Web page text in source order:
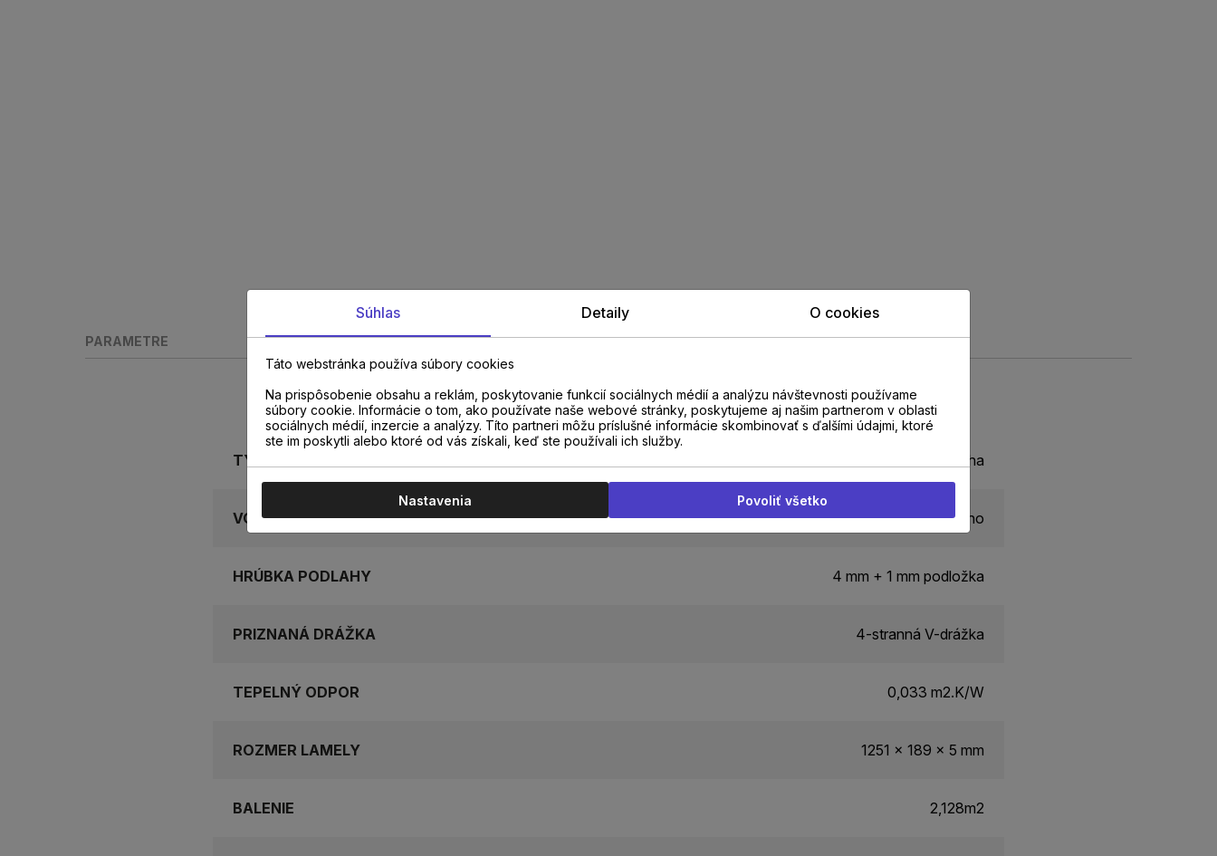
PARAMETRE
TYP PODLAHY Minerálna kompozitná podlaha
VODEODOLNOSŤ Áno
HRÚBKA PODLAHY 4 mm + 1 mm podložka
PRIZNANÁ DRÁŽKA 4-stranná V-drážka
TEPELNÝ ODPOR 0,033 m2.K/W
ROZMER LAMELY 1251 x 189 x 5 mm
BALENIE 2,128m2
Súhlas Detaily O cookies
Táto webstránka používa súbory cookies
Na prispôsobenie obsahu a reklám, poskytovanie funkcií sociálnych médií a analýzu návštevnosti používame
súbory cookie. Informácie o tom, ako používate naše webové stránky, poskytujeme aj našim partnerom v oblasti
sociálnych médií, inzercie a analýzy. Títo partneri môžu príslušné informácie skombinovať s ďalšími údajmi, ktoré
ste im poskytli alebo ktoré od vás získali, keď ste používali ich služby.
Nastavenia Povoliť všetko